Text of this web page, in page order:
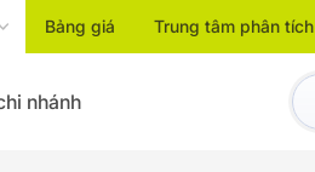
Bảng giá Trung tâm phân tích
nhánh